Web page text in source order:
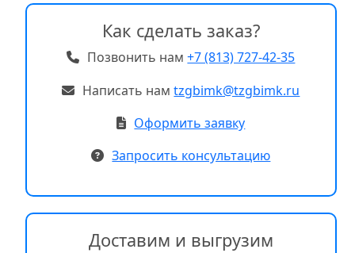
Как сделать заказ?
Позвонить нам+7 (813) 727-42-35
Написать намtzgbimk@tzgbimk.ru
Оформить заявку
Запросить консультацию
Доставим и выгрузим